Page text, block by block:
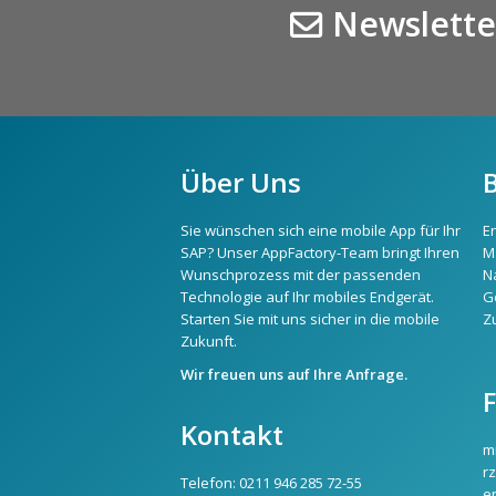
Über Uns
Sie wünschen sich eine mobile App für Ihr
SAP? Unser AppFactory-Team bringt Ihren
Wunschprozess mit der passenden
Technologie auf Ihr mobiles Endgerät.
Starten Sie mit uns sicher in die mobile
Zukunft.
Wir freuen uns auf Ihre Anfrage.
Kontakt
Telefon: 0211 946 285 72-55